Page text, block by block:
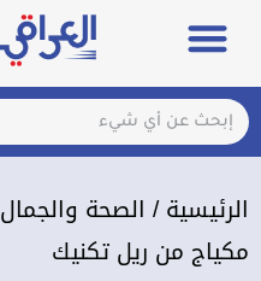
Menu
Search
الرئيسية/ الصحة والجمال
مكياج من ريل تكنيك